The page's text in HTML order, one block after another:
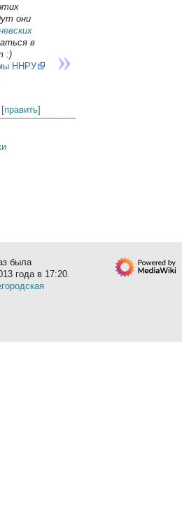
они
в
:)
ННРУ
[править]
была
года в 17:20.